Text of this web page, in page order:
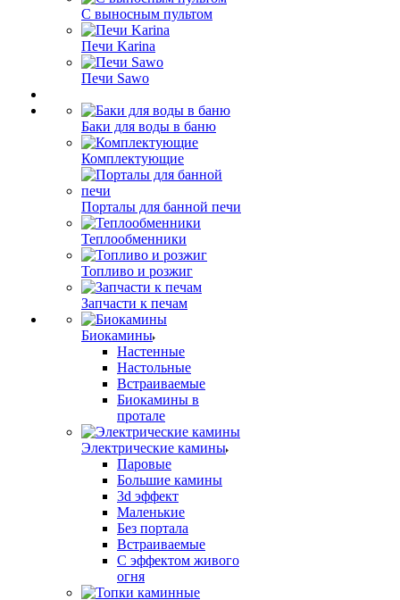
С выносным пультом
Печи Karina
Печи Sawo
Баки для воды в баню
Комплектующие
Порталы для банной печи
Теплообменники
Топливо и розжиг
Запчасти к печам
Биокамины
Настенные
Настольные
Встраиваемые
Биокамины в
протале
Электрические камины
Паровые
Большие камины
3d эффект
Маленькие
Без портала
Встраиваемые
С эффектом живого
огня